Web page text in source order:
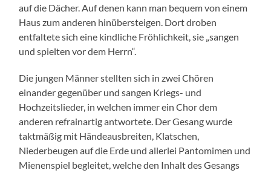
auf die Dächer. Auf denen kann man bequem von einem
Haus zum anderen hinübersteigen. Dort droben
entfaltete sich eine kindliche Fröhlichkeit, sie „sangen
und spielten vor dem Herrn“.
Die jungen Männer stellten sich in zwei Chören
einander gegenüber und sangen Kriegs- und
Hochzeitslieder, in welchen immer ein Chor dem
anderen refrainartig antwortete. Der Gesang wurde
taktmäßig mit Händeausbreiten, Klatschen,
Niederbeugen auf die Erde und allerlei Pantomimen und
Mienenspiel begleitet, welche den Inhalt des Gesangs